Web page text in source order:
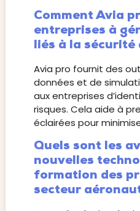
Comment Avia
entreprises à
liés à la sécurité
Avia pro fournit des
données et de
aux entreprises
risques. Cela aide à
éclairées pour
Quels sont les
nouvelles
formation des
secteur